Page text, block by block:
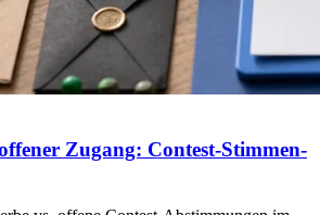
Zugang: Contest-Stimmen-